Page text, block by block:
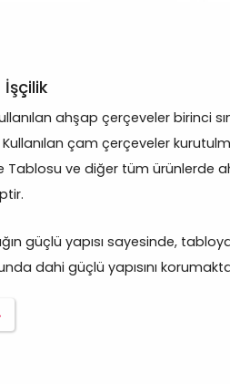
İşçilik
ahşap çerçeveler birinci
çam çerçeveler
Tablosu ve diğer tüm ürünlerde
güçlü yapısı sayesinde,
dahi güçlü yapısını